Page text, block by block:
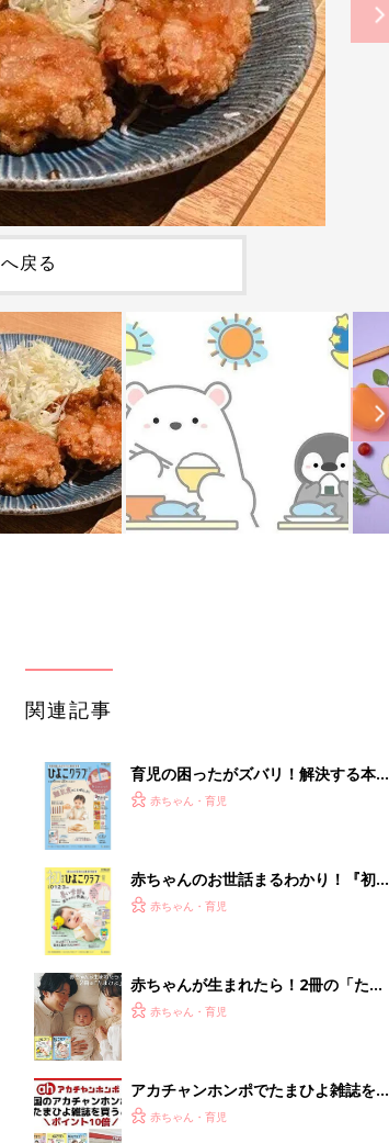
戻る
関連記事
育児の困ったがズバリ！解決する本
『ひよこクラブ 秋号』 4カ月～2才
赤ちゃん・育児
赤ちゃんのお世話まるわかり！『初め
てのひよこクラブ 夏号』〈巻頭大特
解決テク
赤ちゃん・育児
赤ちゃんが生まれたら！2冊の「たま
ひよ」
赤ちゃん・育児
アカチャンホンポでたまひよ雑誌を買
うとポイント10倍【期間限定】
赤ちゃん・育児